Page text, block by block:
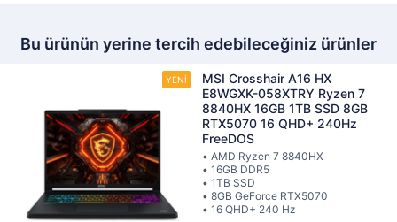
Bu ürünün yerine tercih edebileceğiniz ürünler
MSI Crosshair A16 HX
E8WGXK-058XTRY Ryzen 7
8840HX 16GB 1TB SSD 8GB
RTX5070 16 QHD+ 240Hz
FreeDOS
• AMD Ryzen 7 8840HX
• 16GB DDR5
• 1TB SSD
• 8GB GeForce RTX5070
• 16 QHD+ 240 Hz